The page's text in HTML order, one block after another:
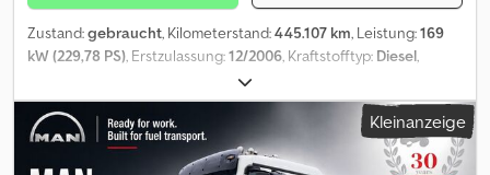
Zustand:gebraucht, Kilometerstand:445.107 km, Leistung:169
kW (229,78 PS) , Erstzulassung:12/2006 , Kraftstofftyp: Diesel
, Kraftstoff:
Farbe:Gelb, Getriebetyp:mechanisch, Anzahl der Gänge:6,
Emissionsklasse:Euro3
, Gesamtbreite:
2.400 mm , Gesamthöhe: 3.150 mm, Laderaumvolumen:6.200 m³
Baujahr:2006 , Ausstattung:ABS, Bordcomputer,
Kleinanzeige